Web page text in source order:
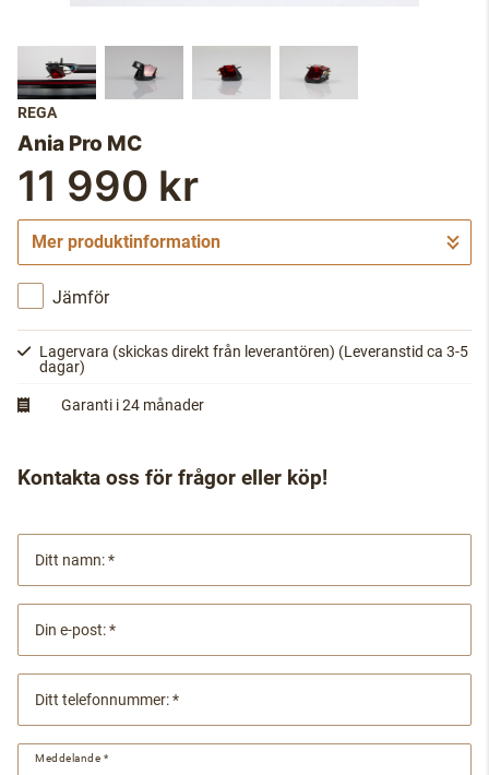
REGA
Ania Pro MC
11 990 kr
Mer produktinformation
Jämför
Lagervara (skickas direkt från leverantören) (Leveranstid ca 3-5
dagar)
Garanti i 24 månader
Kontakta oss för frågor eller köp!
Ditt namn:
Din e-post:
Ditt telefonnummer:
Meddelande